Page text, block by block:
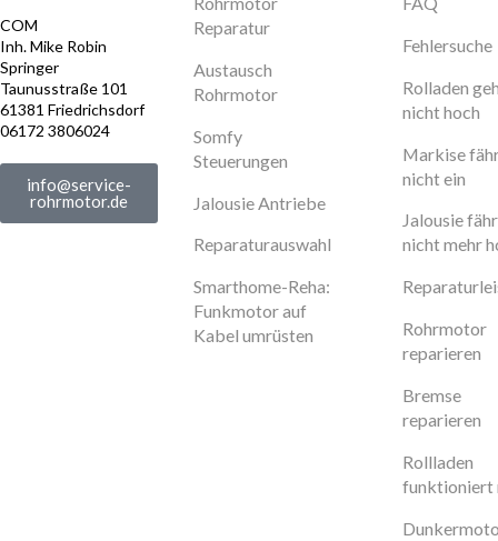
COM
Inh. Mike Robin
Springer
Taunusstraße 101
61381 Friedrichsdorf
06172 3806024
info@service-
rohrmotor.de
Reparatur
Austausch
Rohrmotor
Somfy
Steuerungen
Jalousie Antriebe
Reparaturauswahl
Smarthome-Reha:
Funkmotor auf
Kabel umrüsten
Fehlersuche
Rolladen
nicht hoch
Markise
nicht ein
Jalousie
nicht mehr
Rohrmotor
reparieren
Bremse
reparieren
Rollladen
funktioniert